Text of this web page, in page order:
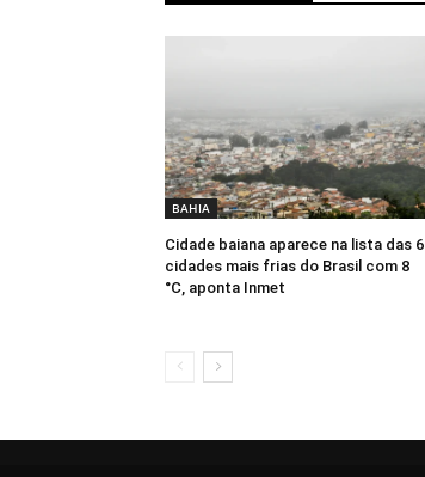
BAHIA
Cidade baiana aparece na lista das 6
cidades mais frias do Brasil com 8
°C, aponta Inmet